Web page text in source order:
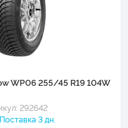
WP06 255/45 R19 104W
292642
3 дн.